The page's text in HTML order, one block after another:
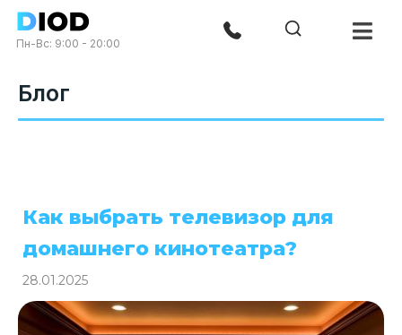
Пн-Вс: 9:00 - 20:00
Блог
Как выбрать телевизор для
домашнего кинотеатра?
28.01.2025